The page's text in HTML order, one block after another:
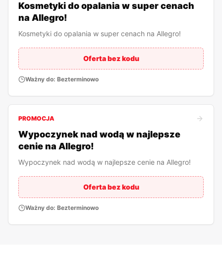
Kosmetyki do opalania w super cenach
na Allegro!
Kosmetyki do opalania w super cenach na Allegro!
Oferta bez kodu
Ważny do: Bezterminowo
PROMOCJA
Wypoczynek nad wodą w najlepsze
cenie na Allegro!
Wypoczynek nad wodą w najlepsze cenie na Allegro!
Oferta bez kodu
Ważny do: Bezterminowo